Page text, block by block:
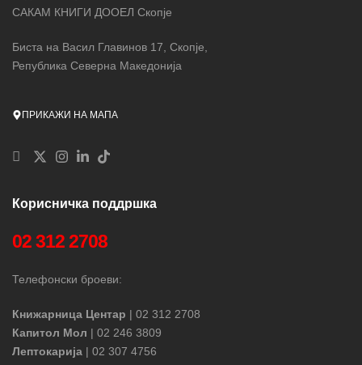
САКАМ КНИГИ ДООЕЛ Скопје
Биста на Васил Главинов 17, Скопје,
Република Северна Македонија
ПРИКАЖИ НА МАПА
Корисничка поддршка
02 312 2708
Телефонски броеви:
Книжарница Центар | 02 312 2708
Капитол Мол | 02 246 3809
Лептокарија | 02 307 4756